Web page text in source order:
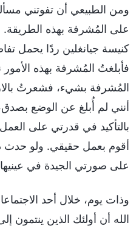
ومن الطبيعي أن تفوتني
على المُشرفة بهذه
كنيسة جيانغلين ردًا يحمل
فأبلغتُ المُشرفة بهذه
المُشرفة بشيء، فشعرتُ
أنني لم أُبلغ عن الوضع
بالتأكيد في قدرتي على
أقوم بعمل حقيقي. ولو حدث
على صورتي الجيدة في
وذات يوم، خلال أحد
الله أن أولئك الذين ينتمون